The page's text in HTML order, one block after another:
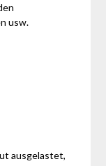
usw.
ausgelastet,